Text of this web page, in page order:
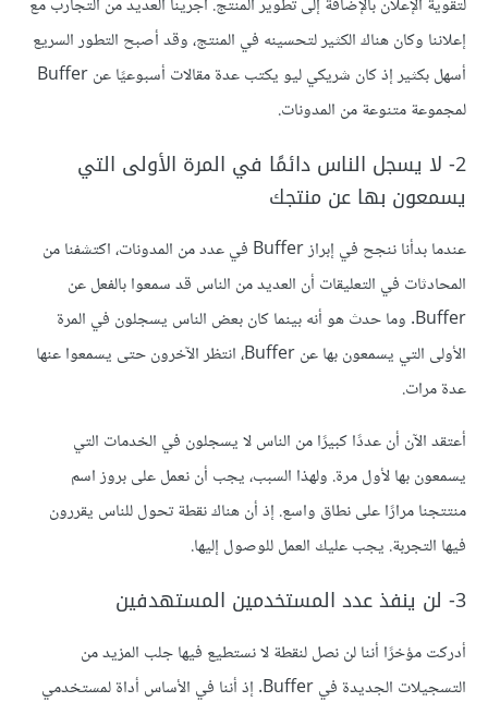
لتقوية الإعلان بالإضافة إلى تطوير المنتج. أجرينا العديد من التجارب مع
إعلاننا وكان هناك الكثير لتحسينه في المنتج، وقد أصبح التطور السريع
أسهل بكثير إذ كان شريكي ليو يكتب عدة مقالات أسبوعيًا عن Buffer
لمجموعة متنوعة من المدونات.
2- لا يسجل الناس دائمًا في المرة الأولى التي
يسمعون بها عن منتجك
عندما بدأنا ننجح في إبراز Buffer في عدد من المدونات، اكتشفنا من
المحادثات في التعليقات أن العديد من الناس قد سمعوا بالفعل عن
Buffer. وما حدث هو أنه بينما كان بعض الناس يسجلون في المرة
الأولى التي يسمعون بها عن Buffer، انتظر الآخرون حتى يسمعوا عنها
عدة مرات.
أعتقد الآن أن عددًا كبيرًا من الناس لا يسجلون في الخدمات التي
يسمعون بها لأول مرة. ولهذا السبب، يجب أن نعمل على بروز اسم
منتتجنا مرارًا على نطاق واسع. إذ أن هناك نقطة تحول للناس يقررون
فيها التجربة. يجب عليك العمل للوصول إليها.
3- لن ينفذ عدد المستخدمين المستهدفين
أدركت مؤخرًا أننا لن نصل لنقطة لا نستطيع فيها جلب المزيد من
التسجيلات الجديدة في Buffer. إذ أننا في الأساس أداة لمستخدمي